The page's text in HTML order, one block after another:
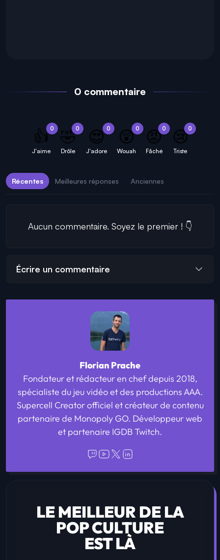
0 commentaire
0
👍
J'aime
0
🤣
Drôle
0
😍
J'adore
0
😲
Wouah
0
😡
Fâché
0
😢
Triste
Récentes Meilleures réponses Anciennes
Aucun commentaire. Soyez le premier ! 👇
Écrire un commentaire
Florian Prache
Fondateur et rédacteur en chef depuis 2018,
spécialiste du jeu vidéo et des productions AAA.
Supercell Creator officiel et créateur de contenu
partenaire de Monopoly GO. Développeur web
et partenaire IGDB Twitch.
LE MEILLEUR DE LA
POP CULTURE
EST LÀ